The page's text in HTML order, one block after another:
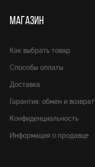
МАГАЗИН
Как выбрать товар
Способы оплаты
Доставка
Гарантия, обмен и возврат
Конфиденциальность
Информация о продавце